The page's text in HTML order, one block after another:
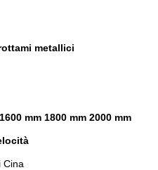
metallici
mm 1800 mm 2000 mm
Cina